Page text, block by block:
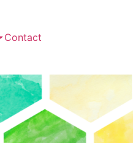
Contact